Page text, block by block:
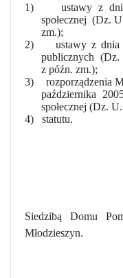
1)
ustawy z
społecznej (Dz.
zm.);
2)
ustawy z
publicznych
z późn. zm.);
3)
rozporządzenia
października
społecznej (Dz.
4)
statutu.
Siedzibą Domu
Młodzieszyn.